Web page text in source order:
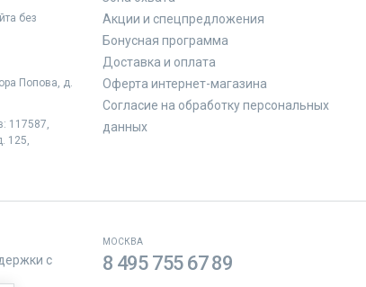
без
Попова, д.
117587,
125,
Акции и спецпредложения
Бонусная программа
Доставка и оплата
Оферта интернет-магазина
Согласие на обработку персональных
данных
с
МОСКВА
8 495 755 67 89